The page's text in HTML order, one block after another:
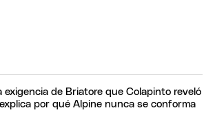
exigencia de Briatore que Colapinto reveló
por qué Alpine nunca se conforma